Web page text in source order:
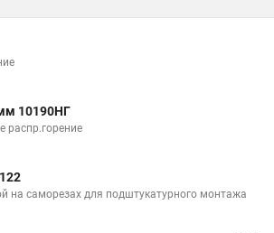
10190НГ
распр.горение
на саморезах для подштукатурного монтажа